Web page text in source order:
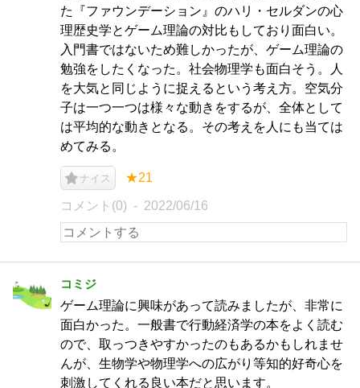
た『ファウンデーション』のハリ・セルダンの心
理歴史学とゲーム理論の対比もしており面白い。
入門書ではないため難しかったが、ゲーム理論の
勉強をしたくなった。社会物理学も面白そう。人
を大気と同じように捉えるという考え方。空気分
子は一つ一つは様々な動きをするが、全体として
は平均的な動きとなる。その考えを人にも当ては
めてみる。
ナイス ★21
コメント(0) 2022/06/16
コミジ
ゲーム理論に興味があって読みましたが、非常に
面白かった。一般書で行動経済学の本をよく読む
ので、取っつきやすかったのもあるかもしれませ
んが、生物学や物理学への広がり等知的好奇心を
刺激してくれる良い本だと思います。